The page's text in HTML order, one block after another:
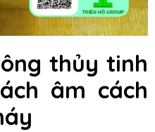
thủy tinh
âm cách